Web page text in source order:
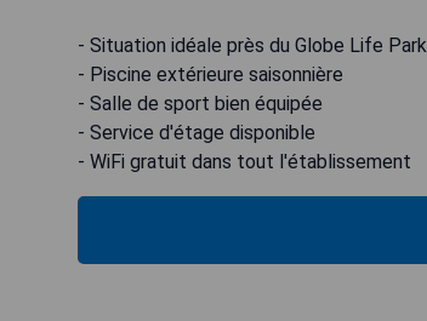
- Situation idéale près du Globe Life Park
- Piscine extérieure saisonnière
- Salle de sport bien équipée
- Service d'étage disponible
- WiFi gratuit dans tout l'établissement